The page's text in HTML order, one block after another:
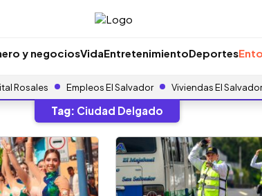
y negociosVidaEntretenimientoDeportes
Rosales Empleos El Salvador Viviendas El Salvador
Tag: Ciudad Delgado